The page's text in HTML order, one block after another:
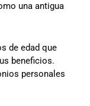
una antigua
de edad que
beneficios.
personales